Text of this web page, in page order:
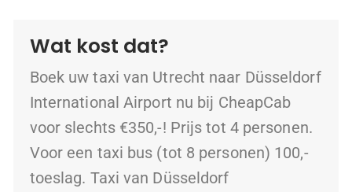
Wat kost dat?
Boek uw taxi van Utrecht naar Düsseldorf
International Airport nu bij CheapCab
voor slechts €350,-! Prijs tot 4 personen.
Voor een taxi bus (tot 8 personen) 100,-
toeslag. Taxi van Düsseldorf